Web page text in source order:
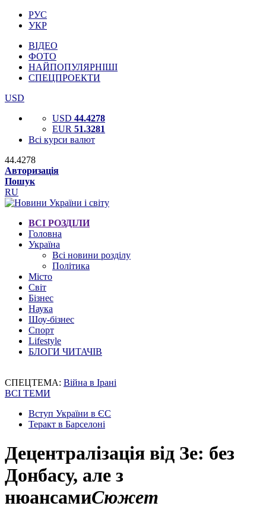
РУС
УКР
ВІДЕО
ФОТО
НАЙПОПУЛЯРНІШІ
СПЕЦПРОЕКТИ
USD
USD 44.4278
EUR 51.3281
Всі курси валют
44.4278
Авторизація
Пошук
RU
ВСІ РОЗДІЛИ
Головна
Україна
Всі новини розділу
Політика
Місто
Світ
Бізнес
Наука
Шоу-бізнес
Спорт
Lifestyle
БЛОГИ ЧИТАЧІВ
СПЕЦТЕМА: Війна в Ірані
ВСІ ТЕМИ
Вступ України в ЄС
Теракт в Барселоні
Децентралізація від Зе: без
Донбасу, але з
нюансамиСюжет